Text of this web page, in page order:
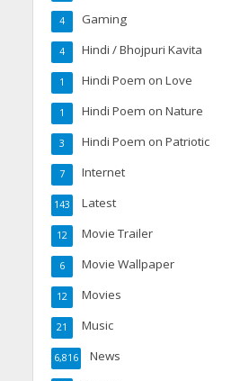
Gaming
4
Hindi / Bhojpuri Kavita
4
Hindi Poem on Love
1
Hindi Poem on Nature
1
Hindi Poem on Patriotic
3
Internet
7
Latest
143
Movie Trailer
12
Movie Wallpaper
6
Movies
12
Music
21
News
6,816